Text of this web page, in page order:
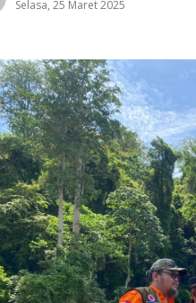
Selasa, 25 Maret 2025